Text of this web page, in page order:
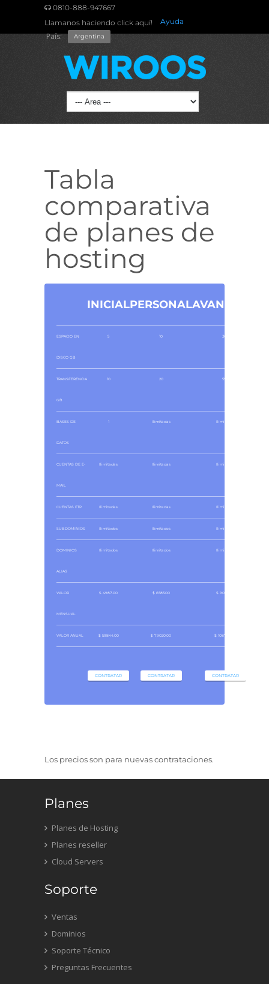
0810-888-947667
Llamanos haciendo click aquí!
Ayuda
País: Argentina
Tabla
comparativa
de planes de
hosting
INICIALPERSONALAVANZADO
ESPACIO EN
DISCO GB
5 10 300
TRANSFERENCIA
GB
10 20 550
BASES DE
DATOS
1 Ilimitadas Ilimitadas
CUENTAS DE E-
MAIL
Ilimitadas Ilimitadas Ilimitadas
CUENTAS FTP Ilimitadas Ilimitadas Ilimitadas
SUBDOMINIOS Ilimitados Ilimitados Ilimitados
DOMINIOS
ALIAS
Ilimitados Ilimitados Ilimitados
VALOR
MENSUAL
$ 4987.00 $ 6585.00 $ 9066.00
VALOR ANUAL $ 59844.00 $ 79020.00 $ 108792.00
CONTRATAR CONTRATAR CONTRATAR
Los precios son para nuevas contrataciones.
Planes
Planes de Hosting
Planes reseller
Cloud Servers
Soporte
Ventas
Dominios
Soporte Técnico
Preguntas Frecuentes